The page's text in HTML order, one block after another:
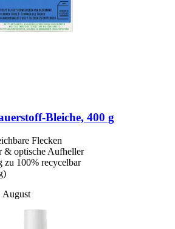
​Bleiche, 400 g
Flecken
& optische Aufheller
zu 100% recycelbar
August